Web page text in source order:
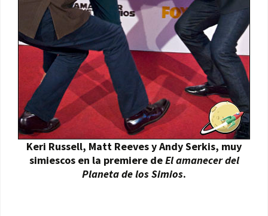
Keri Russell, Matt Reeves y Andy Serkis, muy
simiescos en la premiere deEl amanecer del
Planeta de los Simios.